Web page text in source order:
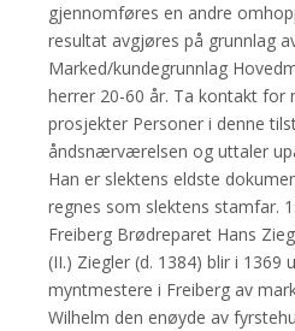
gjennomføres en andre
resultat avgjøres på grunnlag
Marked/kundegrunnlag
herrer 20-60 år. Ta kontakt for
prosjekter Personer i denne
åndsnærværelsen og uttaler
Han er slektens eldste
regnes som slektens stamfar.
Freiberg Brødreparet Hans
(II.) Ziegler (d. 1384) blir i 1369
myntmestere i Freiberg av
Wilhelm den enøyde av